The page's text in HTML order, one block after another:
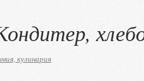
кулинария